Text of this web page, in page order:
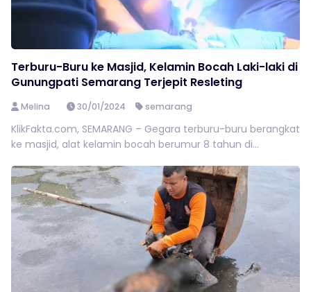
Terburu-Buru ke Masjid, Kelamin Bocah Laki-laki di
Gunungpati Semarang Terjepit Resleting
Melina 30/01/2024 semarang
KlikFakta.com, SEMARANG – Gegara terburu-buru berangkat
ke masjid, alat kelamin bocah berumur 8 tahun di...